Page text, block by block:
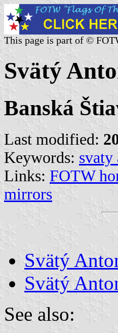
This page is part of ©
Svätý
Banská
Last modified:
Keywords: svaty
Links: FOTW
mirrors
Svätý
Svätý
See also: